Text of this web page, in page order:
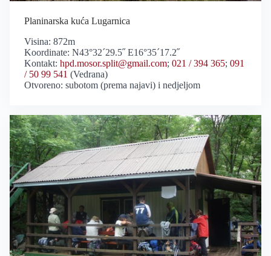
Planinarska kuća Lugarnica
Visina: 872m
Koordinate: N43°32´29.5˝ E16°35´17.2˝
Kontakt: hpd.mosor.split@gmail.com; 021 / 394 365; 091
/ 50 99 541 (Vedrana)
Otvoreno: subotom (prema najavi) i nedjeljom